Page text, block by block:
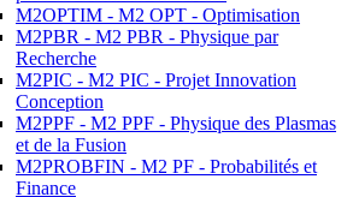
M2OPTIM - M2 OPT - Optimisation
M2PBR - M2 PBR - Physique par
Recherche
M2PIC - M2 PIC - Projet Innovation
Conception
M2PPF - M2 PPF - Physique des Plasmas
et de la Fusion
M2PROBFIN - M2 PF - Probabilités et
Finance